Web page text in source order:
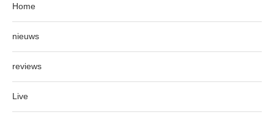
Home
nieuws
reviews
Live